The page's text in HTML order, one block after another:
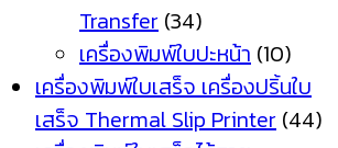
Transfer (34)
เครื่องพิมพ์ใบปะหน้า (10)
เครื่องพิมพ์ใบเสร็จ เครื่องปริ้นใบ
เสร็จ Thermal Slip Printer (44)